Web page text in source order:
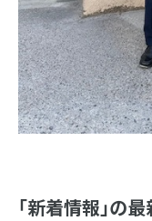
「新着情報」の